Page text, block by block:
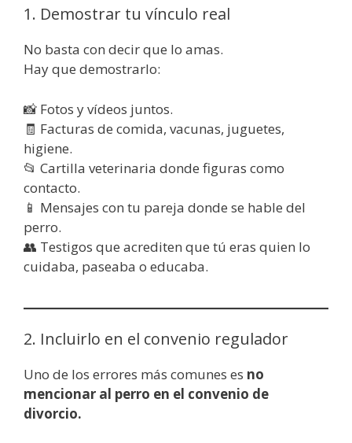
1. Demostrar tu vínculo real
No basta con decir que lo amas.
Hay que demostrarlo:
📸 Fotos y vídeos juntos.
🧾 Facturas de comida, vacunas, juguetes,
higiene.
📂 Cartilla veterinaria donde figuras como
contacto.
📱 Mensajes con tu pareja donde se hable del
perro.
👥 Testigos que acrediten que tú eras quien lo
cuidaba, paseaba o educaba.
2. Incluirlo en el convenio regulador
Uno de los errores más comunes es no
mencionar al perro en el convenio de
divorcio.